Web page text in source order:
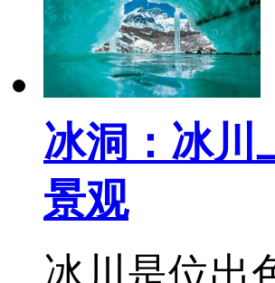
冰洞：冰
景观
冰川是位出